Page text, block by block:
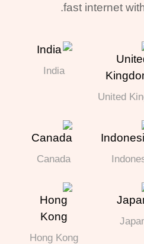
fast internet
United
India
Canada
Hong Kong